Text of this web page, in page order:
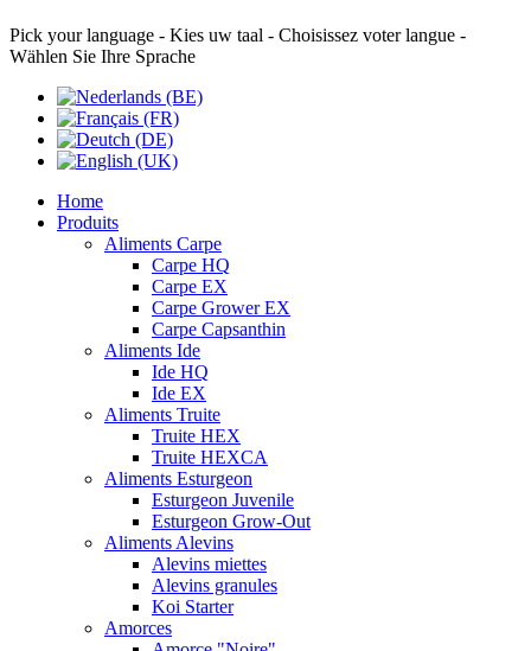
Pick your language - Kies uw taal - Choisissez voter langue -
Wählen Sie Ihre Sprache
Home
Produits
Aliments Carpe
Carpe HQ
Carpe EX
Carpe Grower EX
Carpe Capsanthin
Aliments Ide
Ide HQ
Ide EX
Aliments Truite
Truite HEX
Truite HEXCA
Aliments Esturgeon
Esturgeon Juvenile
Esturgeon Grow-Out
Aliments Alevins
Alevins miettes
Alevins granules
Koi Starter
Amorces